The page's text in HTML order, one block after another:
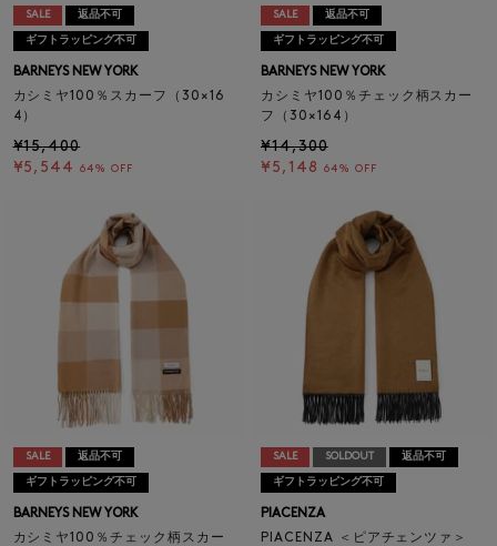
SALE 返品不可
ギフトラッピング不可
BARNEYS NEW YORK
カシミヤ100％スカーフ（30×16
4）
¥15,400
¥5,544
64% OFF
SALE 返品不可
ギフトラッピング不可
BARNEYS NEW YORK
カシミヤ100％チェック柄スカー
フ（30×164）
¥14,300
¥5,148
64% OFF
SALE 返品不可
ギフトラッピング不可
BARNEYS NEW YORK
カシミヤ100％チェック柄スカー
SALE SOLDOUT 返品不可
ギフトラッピング不可
PIACENZA
PIACENZA ＜ピアチェンツァ＞